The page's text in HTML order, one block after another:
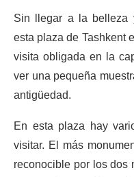
Sin llegar a la belleza
esta plaza de Tashkent
visita obligada en la
ver una pequeña
antigüedad.
En esta plaza hay
visitar. El más
reconocible por los dos